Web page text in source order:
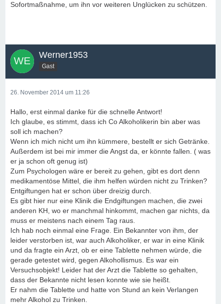
Sofortmaßnahme, um ihn vor weiteren Unglücken zu schützen.
Werner1953
Gast
26. November 2014 um 11:26
Hallo, erst einmal danke für die schnelle Antwort!
Ich glaube, es stimmt, dass ich Co Alkoholikerin bin aber was
soll ich machen?
Wenn ich mich nicht um ihn kümmere, bestellt er sich Getränke.
Außerdem ist bei mir immer die Angst da, er könnte fallen. ( was
er ja schon oft genug ist)
Zum Psychologen wäre er bereit zu gehen, gibt es dort denn
medikamentöse Mittel, die ihm helfen würden nicht zu Trinken?
Entgiftungen hat er schon über dreizig durch.
Es gibt hier nur eine Klinik die Endgiftungen machen, die zwei
anderen KH, wo er manchmal hinkommt, machen gar nichts, da
muss er meistens nach einem Tag raus.
Ich hab noch einmal eine Frage. Ein Bekannter von ihm, der
leider verstorben ist, war auch Alkoholiker, er war in eine Klinik
und da fragte ein Arzt, ob er eine Tablette nehmen würde, die
gerade getestet wird, gegen Alkohollismus. Es war ein
Versuchsobjekt! Leider hat der Arzt die Tablette so gehalten,
dass der Bekannte nicht lesen konnte wie sie heißt.
Er nahm die Tablette und hatte von Stund an kein Verlangen
mehr Alkohol zu Trinken.